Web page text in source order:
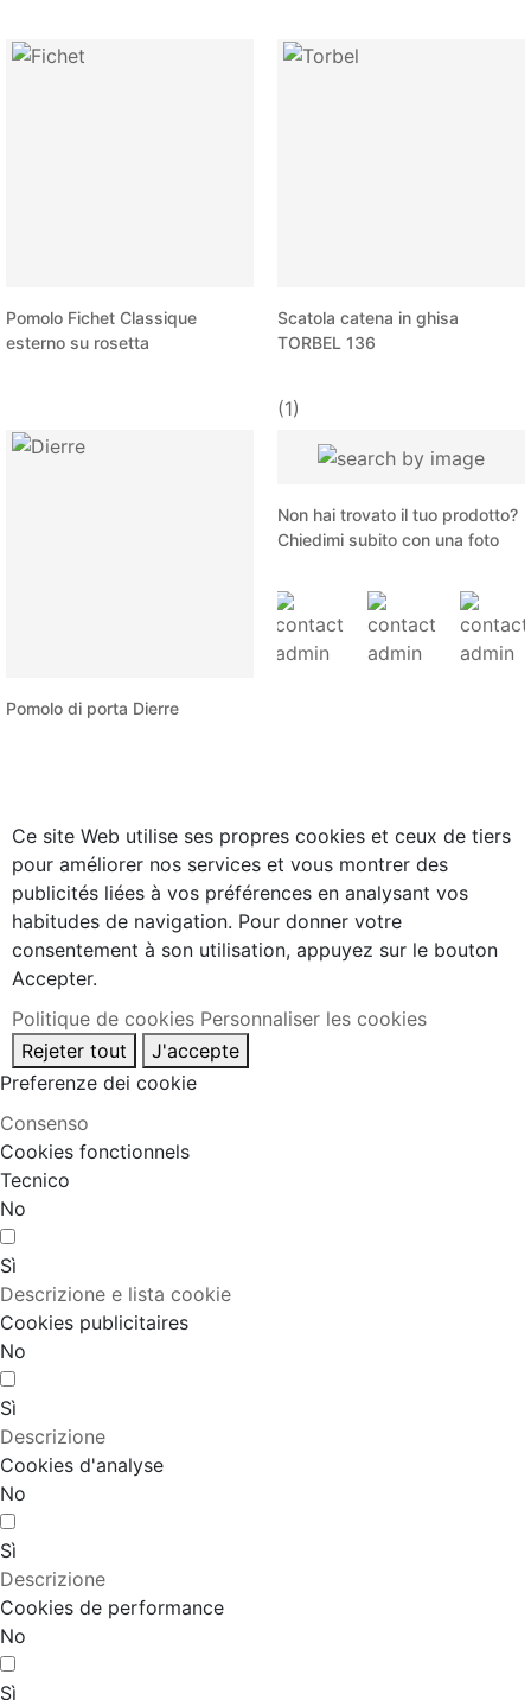
Pomolo Fichet Classique
esterno su rosetta
Scatola catena in ghisa
TORBEL 136
(1)
Pomolo di porta Dierre
Non hai trovato il tuo prodotto?
Chiedimi subito con una foto
Ce site Web utilise ses propres cookies et ceux de tiers
pour améliorer nos services et vous montrer des
publicités liées à vos préférences en analysant vos
habitudes de navigation. Pour donner votre
consentement à son utilisation, appuyez sur le bouton
Accepter.
Politique de cookies Personnaliser les cookies
Rejeter tout
J'accepte
Preferenze dei cookie
Consenso
Cookies fonctionnels
Tecnico
No
Sì
Descrizione e lista cookie
Cookies publicitaires
No
Sì
Descrizione
Cookies d'analyse
No
Sì
Descrizione
Cookies de performance
No
Sì